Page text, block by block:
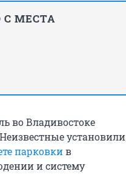
С МЕСТА
во Владивостоке
установили
парковкив
и систему